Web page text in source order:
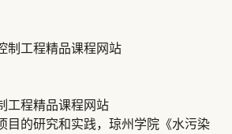
工程精品课程网站
目的研究和实践，琼州学院《水污染